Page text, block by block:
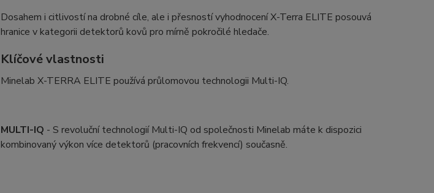
Dosahem i citlivostí na drobné cíle, ale i přesností vyhodnocení X-Terra ELITE posouvá
hranice v kategorii detektorů kovů pro mírně pokročilé hledače.
Klíčové vlastnosti
Minelab X-TERRA ELITE používá průlomovou technologii Multi-IQ.
MULTI-IQ - S revoluční technologií Multi-IQ od společnosti Minelab máte k dispozici
kombinovaný výkon více detektorů (pracovních frekvencí) současně.